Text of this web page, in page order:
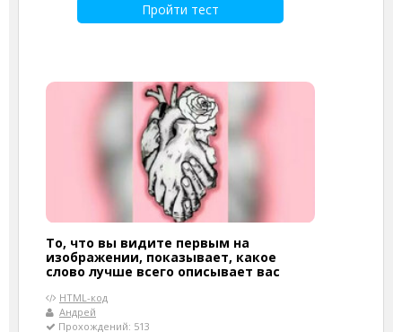
Пройти тест
То, что вы видите первым на
изображении, показывает, какое
слово лучше всего описывает вас
HTML-код
Андрей
Прохождений: 513